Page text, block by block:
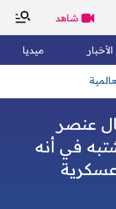
رياضة
مقالات رأي
شاهد
الأخبار ميديا
عنصر
في أنه